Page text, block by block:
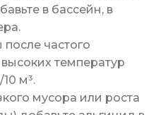
в бассейн, в
частого
температур
м³.
мусора или роста